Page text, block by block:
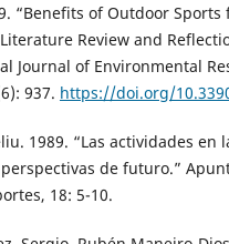
“Benefits of Outdoor Sports
Review and
Journal of Environmental
937. https://doi.org/
1989. “Las actividades en
de futuro.”
18: 5-10.